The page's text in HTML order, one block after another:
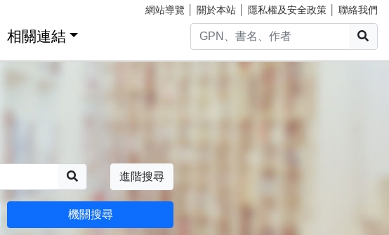
網站導覽 關於本站 隱私權及安全政策 聯絡我們
相關連結
進階搜尋
機關搜尋